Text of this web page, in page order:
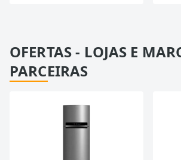
OFERTAS - LOJAS E
PARCEIRAS